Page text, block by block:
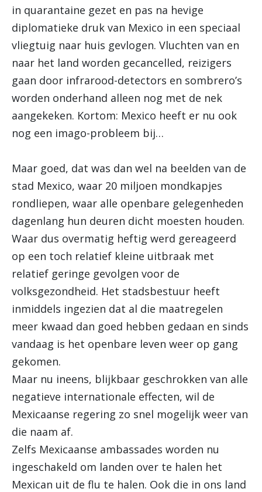
in quarantaine gezet en pas na hevige
diplomatieke druk van Mexico in een speciaal
vliegtuig naar huis gevlogen. Vluchten van en
naar het land worden gecancelled, reizigers
gaan door infrarood-detectors en sombrero’s
worden onderhand alleen nog met de nek
aangekeken. Kortom: Mexico heeft er nu ook
nog een imago-probleem bij…
Maar goed, dat was dan wel na beelden van de
stad Mexico, waar 20 miljoen mondkapjes
rondliepen, waar alle openbare gelegenheden
dagenlang hun deuren dicht moesten houden.
Waar dus overmatig heftig werd gereageerd
op een toch relatief kleine uitbraak met
relatief geringe gevolgen voor de
volksgezondheid. Het stadsbestuur heeft
inmiddels ingezien dat al die maatregelen
meer kwaad dan goed hebben gedaan en sinds
vandaag is het openbare leven weer op gang
gekomen.
Maar nu ineens, blijkbaar geschrokken van alle
negatieve internationale effecten, wil de
Mexicaanse regering zo snel mogelijk weer van
die naam af.
Zelfs Mexicaanse ambassades worden nu
ingeschakeld om landen over te halen het
Mexican uit de flu te halen. Ook die in ons land